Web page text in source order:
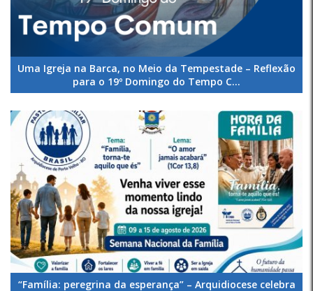
Uma Igreja na Barca, no Meio da Tempestade – Reflexão
para o 19º Domingo do Tempo C...
“Família: peregrina da esperança” – Arquidiocese celebra